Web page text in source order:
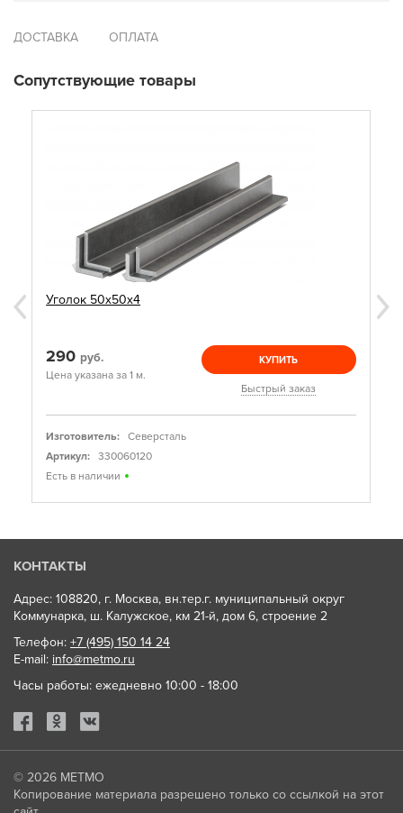
ДОСТАВКА ОПЛАТА
Сопутствующие товары
Уголок 50х50х4
290 руб.
Цена указана за 1 м.
КУПИТЬ
Быстрый заказ
Изготовитель:
Северсталь
Артикул:
330060120
Есть в наличии
КОНТАКТЫ
Адрес: 108820, г. Москва, вн.тер.г. муниципальный округ
Коммунарка, ш. Калужское, км 21-й, дом 6, строение 2
Телефон: +7 (495) 150 14 24
E-mail: info@metmo.ru
Часы работы: ежедневно 10:00 - 18:00
© 2026 МЕТМО
Копирование материала разрешено только со ссылкой на этот